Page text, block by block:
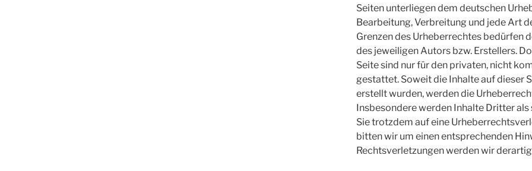
Seiten unterliegen dem deutschen
Bearbeitung, Verbreitung und jede Art
Grenzen des Urheberrechtes bedürfen
des jeweiligen Autors bzw. Erstellers.
Seite sind nur für den privaten, nicht
gestattet. Soweit die Inhalte auf dieser
erstellt wurden, werden die
Insbesondere werden Inhalte Dritter
Sie trotzdem auf eine
bitten wir um einen entsprechenden
Rechtsverletzungen werden wir